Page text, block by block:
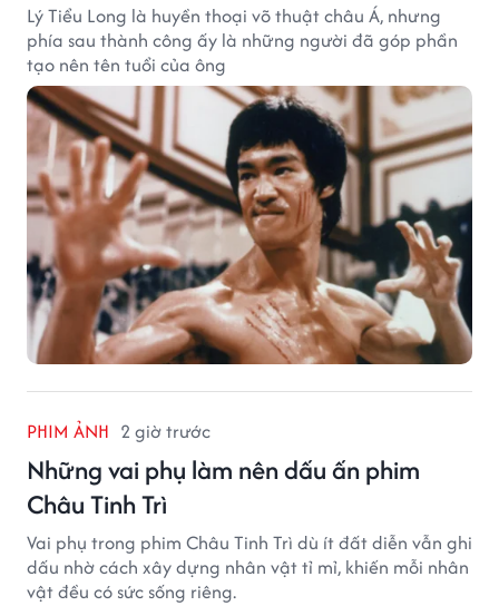
Lý Tiểu Long là huyền thoại võ thuật châu Á, nhưng
phía sau thành công ấy là những người đã góp phần
tạo nên tên tuổi của ông
PHIM ẢNH 2 giờ trước
Những vai phụ làm nên dấu ấn phim
Châu Tinh Trì
Vai phụ trong phim Châu Tinh Trì dù ít đất diễn vẫn ghi
dấu nhờ cách xây dựng nhân vật tỉ mỉ, khiến mỗi nhân
vật đều có sức sống riêng.